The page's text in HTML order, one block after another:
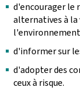
d'encourager le
alternatives à la
d'informer sur
d'adopter des
ceux à risque.